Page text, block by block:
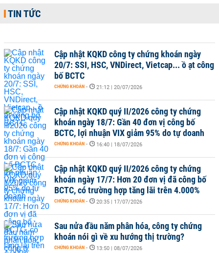
TIN TỨC
Cập nhật KQKD công ty chứng khoán ngày
20/7: SSI, HSC, VNDirect, Vietcap... ồ ạt công
bố BCTC
CHỨNG KHOÁN - 21:12 | 20/07/2026
Cập nhật KQKD quý II/2026 công ty chứng
khoán ngày 18/7: Gần 40 đơn vị công bố
BCTC, lợi nhuận VIX giảm 95% do tự doanh
CHỨNG KHOÁN - 16:40 | 18/07/2026
Cập nhật KQKD quý II/2026 công ty chứng
khoán ngày 17/7: Hơn 20 đơn vị đã công bố
BCTC, có trường hợp tăng lãi trên 4.000%
CHỨNG KHOÁN - 20:35 | 17/07/2026
Sau nửa đầu năm phân hóa, công ty chứng
khoán nói gì về xu hướng thị trường?
CHỨNG KHOÁN - 13:50 | 08/07/2026